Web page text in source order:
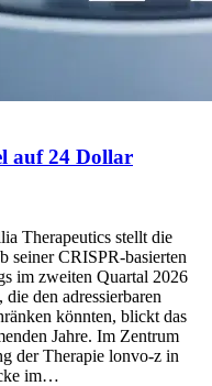
auf 24 Dollar
Therapeutics stellt die
seiner CRISPR-basierten
im zweiten Quartal 2026
den adressierbaren
könnten, blickt das
Jahre. Im Zentrum
der Therapie lonvo-z in
im…